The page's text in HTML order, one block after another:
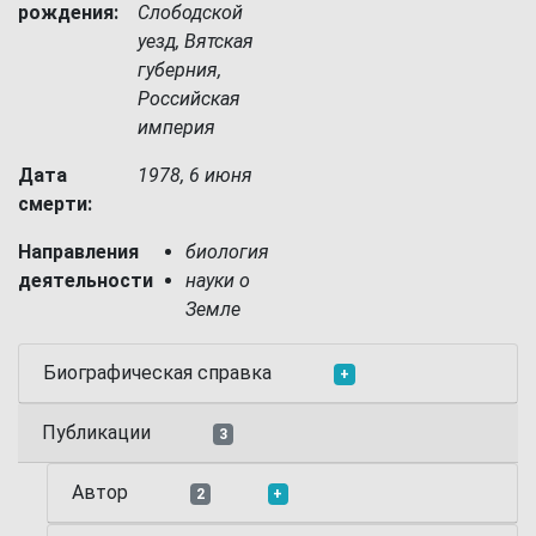
рождения:
Слободской
уезд, Вятская
губерния,
Российская
империя
Дата
смерти:
1978, 6 июня
Направления
деятельности
биология
науки о
Земле
Биографическая справка +
Публикации 3
Автор 2 +